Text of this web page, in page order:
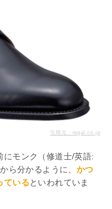
引用元：regal.co.jp
にモンク（修道士/英語:
ら分かるように、 かつ
ているといわれていま